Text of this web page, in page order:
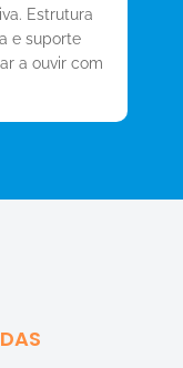
Estrutura
e suporte
a ouvir com